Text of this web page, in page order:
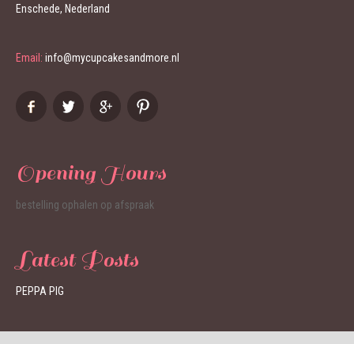
Enschede, Nederland
Email: info@mycupcakesandmore.nl
Opening Hours
bestelling ophalen op afspraak
Latest Posts
PEPPA PIG